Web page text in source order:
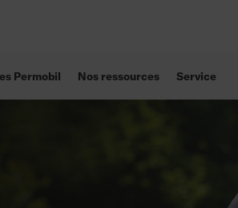
Permobil Nos ressources Service